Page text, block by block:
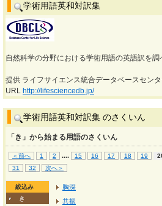
学術用語英和対訳集
自然科学の分野における学術用語の英語訳を調
提供 ライフサイエンス統合データベースセン
URL http://lifesciencedb.jp/
学術用語英和対訳集 のさくいん
「き」から始まる用語のさくいん
＜前へ 1 2 .... 15 16 17 18 19
31 32 次へ＞
絞込み
き
胸深
共振